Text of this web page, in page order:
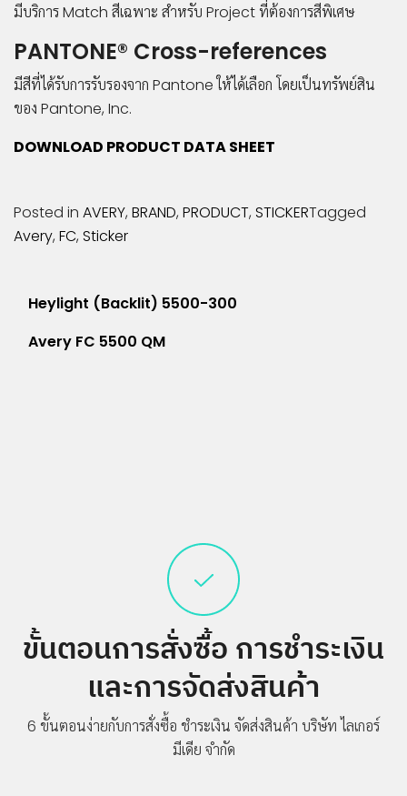
2019
LIGER
MEDIA
มีบริการ Match สีเฉพาะ สำหรับ Project ที่ต้องการสีพิเศษ
PANTONE® Cross-references
มีสีที่ได้รับการรับรองจาก Pantone ให้ได้เลือก โดยเป็นทรัพย์สิน
ของ Pantone, Inc.
DOWNLOAD PRODUCT DATA SHEET
Posted in AVERY, BRAND, PRODUCT, STICKERTagged
Avery, FC, Sticker
แนะแนว
เรื่อง
Avery FC 5500 QM
Heylight (Backlit) 5500-300
ขั้นตอนการสั่งซื้อ การชำระเงิน
และการจัดส่งสินค้า
6 ขั้นตอนง่ายกับการสั่งซื้อ ชำระเงิน จัดส่งสินค้า บริษัท ไลเกอร์
มีเดีย จำกัด